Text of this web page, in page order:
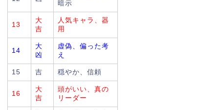
暗示
13
大
吉
人気キャラ、器
用
14
大
凶
虚偽、偏った考
え
15 吉 穏やか、信頼
16
大
吉
頭がいい、真の
リーダー